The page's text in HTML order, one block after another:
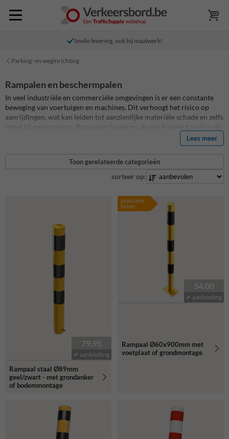
Snelle levering, ook bij maatwerk!
Parking- en weginrichting
Rampalen en beschermpalen
In veel industriële en commerciële omgevingen is er een constante
beweging van voertuigen en machines. Dit verhoogt het risico op
aanrijdingen, wat kan leiden tot aanzienlijke materiële schade en zelfs
letsel bij werknemers. Rampalen fungeren als een fysieke barrière die
voorkomt dat voertuigen in contact komen met kwetsbare gebieden.
Alle rampalen in deze productgroep zijn vervaardigd uit verzinkt
staal en zijn ontworpen om de impact van een botsing te absorberen
zonder te vervormen of te breken. Kortom, rampalen en
beschermpalen zijn een uitstekende oplossing om uw bedrijf te
Lees meer
Toon gerelateerde categorieën
sorteer op:
79,95
✔ aanbieding
Rampaal staal Ø89mm
geel/zwart - met grondanker
of bodemmontage
populaire
keuze
54,00
✔ aanbieding
Rampaal Ø60x900mm met
voetplaat of grondmontage